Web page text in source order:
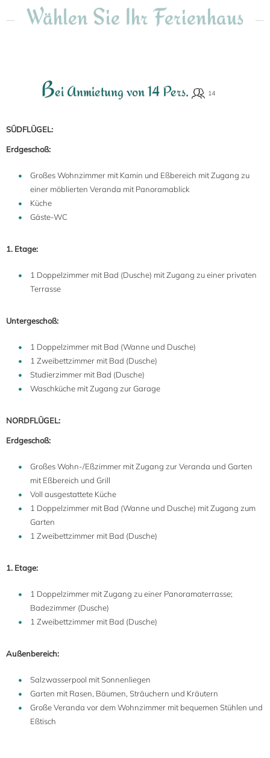
Wählen Sie Ihr Ferienhaus
Bei Anmietung von 14 Pers.
SÜDFLÜGEL:
Erdgeschoß:
Großes Wohnzimmer mit Kamin und Eßbereich mit Zugang zu
einer möblierten Veranda mit Panoramablick
Küche
Gäste-WC
1. Etage:
1 Doppelzimmer mit Bad (Dusche) mit Zugang zu einer privaten
Terrasse
Untergeschoß:
1 Doppelzimmer mit Bad (Wanne und Dusche)
1 Zweibettzimmer mit Bad (Dusche)
Studierzimmer mit Bad (Dusche)
Waschküche mit Zugang zur Garage
NORDFLÜGEL:
Erdgeschoß:
Großes Wohn-/Eßzimmer mit Zugang zur Veranda und Garten
mit Eßbereich und Grill
Voll ausgestattete Küche
1 Doppelzimmer mit Bad (Wanne und Dusche) mit Zugang zum
Garten
1 Zweibettzimmer mit Bad (Dusche)
1. Etage:
1 Doppelzimmer mit Zugang zu einer Panoramaterrasse;
Badezimmer (Dusche)
1 Zweibettzimmer mit Bad (Dusche)
Außenbereich:
Salzwasserpool mit Sonnenliegen
Garten mit Rasen, Bäumen, Sträuchern und Kräutern
Große Veranda vor dem Wohnzimmer mit bequemen Stühlen und
Eßtisch